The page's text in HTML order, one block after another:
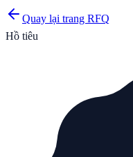
Quay lại trang RFQ
Hồ tiêu